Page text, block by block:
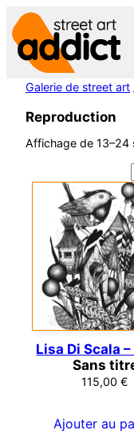
Aller
au
contenu
Galerie de street art
Reproduction
Affichage de 13–24
Lisa Di Scala
Sans
115,00€
Ajouter au